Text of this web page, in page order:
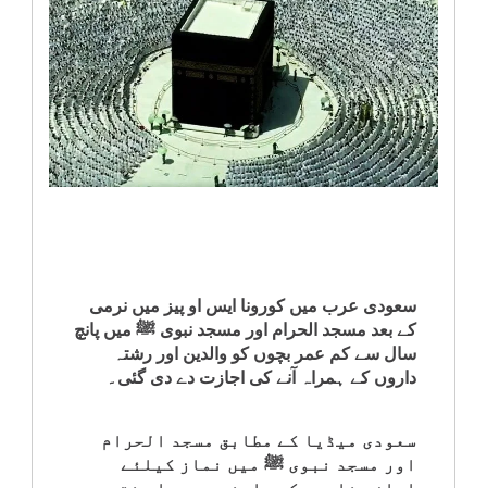
انٹرٹینمنٹ
صحت
قومی
خبریں
‎کرائم
ویڈیوز
قومی
سعودی عرب میں کورونا ایس او پیز میں نرمی
کے بعد مسجد الحرام اور مسجد نبوی ﷺ میں پانچ
سال سے کم عمر بچوں کو والدین اور رشتہ
داروں کے ہمراہ آنے کی اجازت دے دی گئی۔
سعودی میڈیا کے مطابق مسجد الحرام
اور مسجد نبوی ﷺ میں نماز کیلئے